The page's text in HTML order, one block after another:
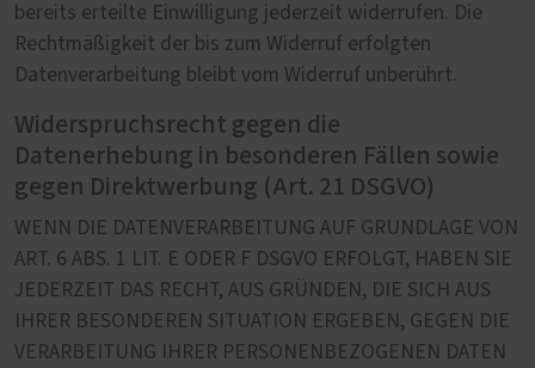
bereits erteilte Einwilligung jederzeit widerrufen. Die
Rechtmäßigkeit der bis zum Widerruf erfolgten
Datenverarbeitung bleibt vom Widerruf unberührt.
Widerspruchsrecht gegen die
Datenerhebung in besonderen Fällen sowie
gegen Direktwerbung (Art. 21 DSGVO)
WENN DIE DATENVERARBEITUNG AUF GRUNDLAGE VON
ART. 6 ABS. 1 LIT. E ODER F DSGVO ERFOLGT, HABEN SIE
JEDERZEIT DAS RECHT, AUS GRÜNDEN, DIE SICH AUS
IHRER BESONDEREN SITUATION ERGEBEN, GEGEN DIE
VERARBEITUNG IHRER PERSONENBEZOGENEN DATEN